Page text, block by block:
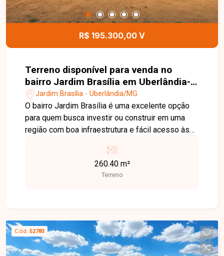
Entre em contato e agende sua visita!
R$ 195.300,00 V
Terreno disponível para venda no
bairro Jardim Brasília em Uberlândia-
MGJardim Brasília - Uberlândia/MG
O bairro Jardim Brasília é uma excelente opção
para quem busca investir ou construir em uma
região com boa infraestrutura e fácil acesso às
comércios, escolas, supermercados e diversos
serviços que proporcionam praticidade e
de valorização, oferece excelente oportunidade
para quem deseja construir em um bairro
consolidado. Entre em contato com a Delta
260.40 m²
Terreno
Cód. 52783